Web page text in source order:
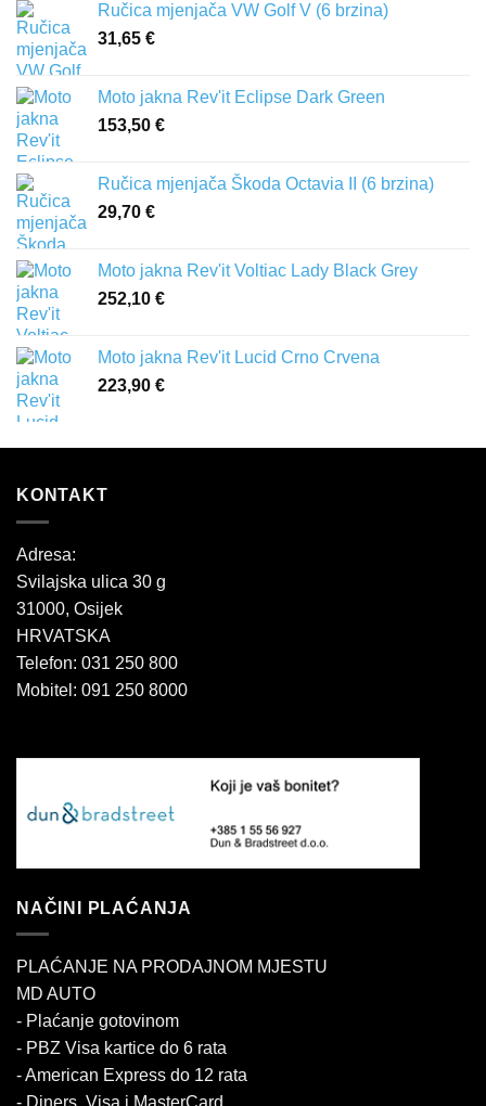
Ručica mjenjača VW Golf V (6 brzina)
31,65 €
Moto jakna Rev'it Eclipse Dark Green
153,50 €
Ručica mjenjača Škoda Octavia II (6 brzina)
29,70 €
Moto jakna Rev'it Voltiac Lady Black Grey
252,10 €
Moto jakna Rev'it Lucid Crno Crvena
223,90 €
KONTAKT
Adresa:
Svilajska ulica 30 g
31000, Osijek
HRVATSKA
Telefon: 031 250 800
Mobitel: 091 250 8000
NAČINI PLAĆANJA
PLAĆANJE NA PRODAJNOM MJESTU
MD AUTO
- Plaćanje gotovinom
- PBZ Visa kartice do 6 rata
- American Express do 12 rata